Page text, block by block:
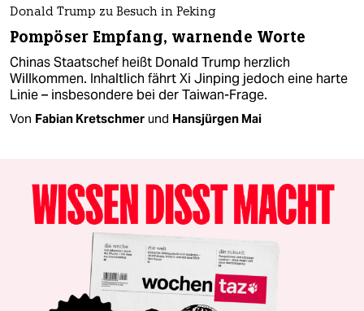
Donald Trump zu Besuch in Peking
Pompöser Empfang, warnende Worte
Chinas Staatschef heißt Donald Trump herzlich
Willkommen. Inhaltlich fährt Xi Jinping jedoch eine harte
Linie – insbesondere bei der Taiwan-Frage.
Von Fabian Kretschmer und Hansjürgen Mai